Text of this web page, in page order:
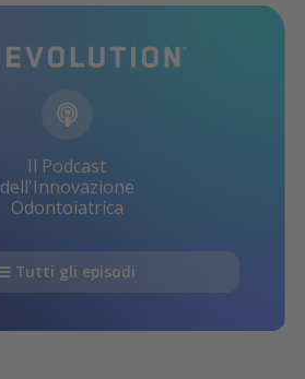
Il Podcast
dell'Innovazione
Odontoiatrica
Tutti gli episodi